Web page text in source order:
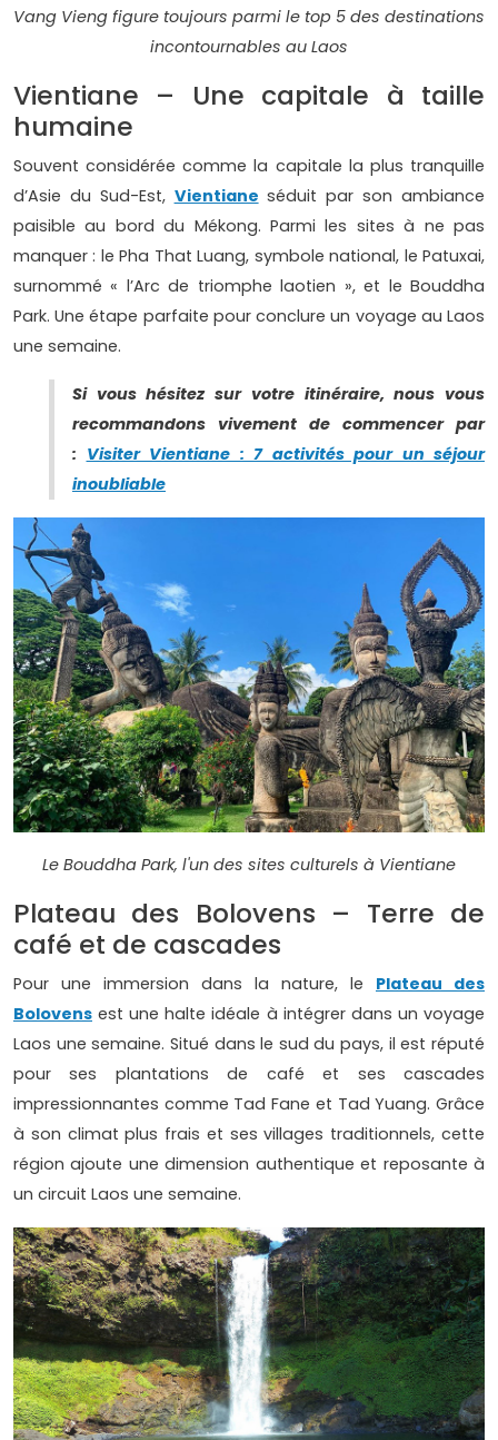
Vang Vieng figure toujours parmi le top 5 des destinations
incontournables au Laos
Vientiane – Une capitale à taille
humaine
Souvent considérée comme la capitale la plus tranquille
d’Asie du Sud-Est, Vientiane séduit par son ambiance
paisible au bord du Mékong. Parmi les sites à ne pas
manquer : le Pha That Luang, symbole national, le Patuxai,
surnommé « l’Arc de triomphe laotien », et le Bouddha
Park. Une étape parfaite pour conclure un voyage au Laos
une semaine.
Si vous hésitez sur votre itinéraire, nous vous
recommandons vivement de commencer par
: Visiter Vientiane : 7 activités pour un séjour
inoubliable
Le Bouddha Park, l'un des sites culturels à Vientiane
Plateau des Bolovens – Terre de
café et de cascades
Pour une immersion dans la nature, le Plateau des
Bolovens est une halte idéale à intégrer dans un voyage
Laos une semaine. Situé dans le sud du pays, il est réputé
pour ses plantations de café et ses cascades
impressionnantes comme Tad Fane et Tad Yuang. Grâce
à son climat plus frais et ses villages traditionnels, cette
région ajoute une dimension authentique et reposante à
un circuit Laos une semaine.